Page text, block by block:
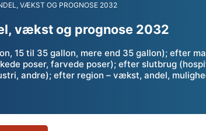
VÆKST OG PROGNOSE 2032
vækst og prognose 2032
15 til 35 gallon, mere end 35 gallon); efter
poser, farvede poser); efter slutbrug
andre); efter region – vækst, andel,